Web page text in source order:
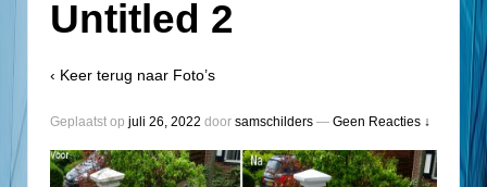
Untitled 2
‹ Keer terug naar Foto’s
Geplaatst op juli 26, 2022 door samschilders — Geen Reacties ↓